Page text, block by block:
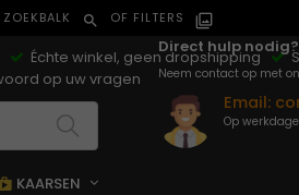
search OF FILTERS filter_alt
Échte winkel, geen dropshipping
op uw vragen
Direct hulp nodig?
Neem contact op met
Email:
Op
KAARSEN